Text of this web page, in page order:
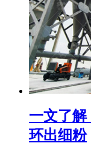
一文了
环出细粉